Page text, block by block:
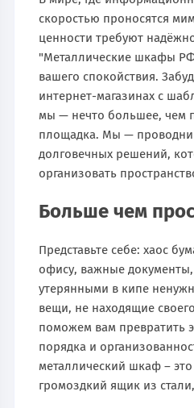
скоростью проносятся
ценности требуют
"Металлические шкафы
вашего спокойствия.
интернет-магазинах с
мы — нечто большее, чем
площадка. Мы —
долговечных решений,
организовать
Больше чем
Представьте себе: хаос
офису, важные
утерянными в кипе
вещи, не находящие
поможем вам превратить
порядка и
металлический шкаф –
громоздкий ящик из